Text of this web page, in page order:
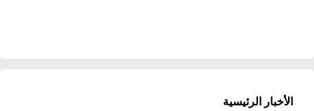
الأخبار الرئيسية